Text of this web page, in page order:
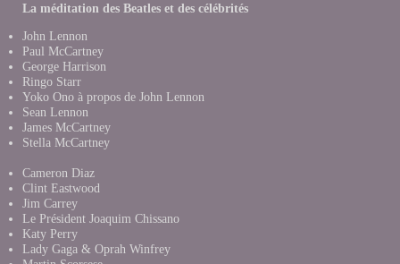
La méditation des Beatles et des célébrités
John Lennon
Paul McCartney
George Harrison
Ringo Starr
Yoko Ono à propos de John Lennon
Sean Lennon
James McCartney
Stella McCartney
Cameron Diaz
Clint Eastwood
Jim Carrey
Le Président Joaquim Chissano
Katy Perry
Lady Gaga & Oprah Winfrey